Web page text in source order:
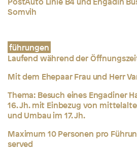
Somvih
führungen
Laufend während der
Mit dem Ehepaar Frau und Herr
Thema: Besuch eines Engadiner
16. Jh. mit Einbezug von
und Umbau im 17. Jh.
Maximum 10 Personen pro
served